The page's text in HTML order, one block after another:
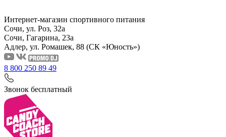
Интернет-магазин спортивного питания
Сочи, ул. Роз, 32а
Сочи, Гагарина, 23а
Адлер, ул. Ромашек, 88 (СК «Юность»)
8 800 250 89 49
Звонок бесплатный